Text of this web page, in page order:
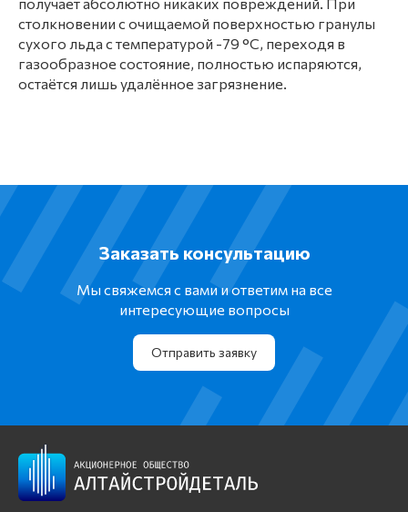
столкновении с очищаемой поверхностью гранулы
сухого льда с температурой -79 °C, переходя в
газообразное состояние, полностью испаряются,
остаётся лишь удалённое загрязнение.
Заказать консультацию
Мы свяжемся с вами и ответим на все
интересующие вопросы
Отправить заявку